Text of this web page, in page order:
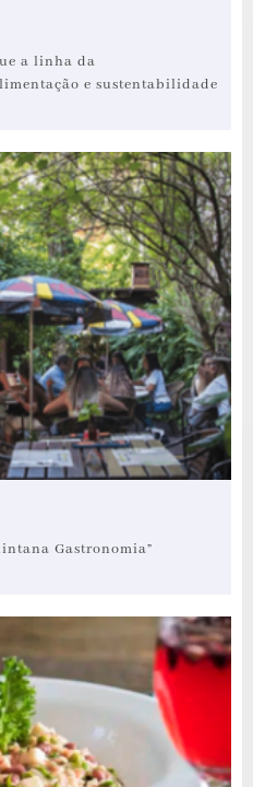
a linha da
e sustentabilidade
Gastronomia”